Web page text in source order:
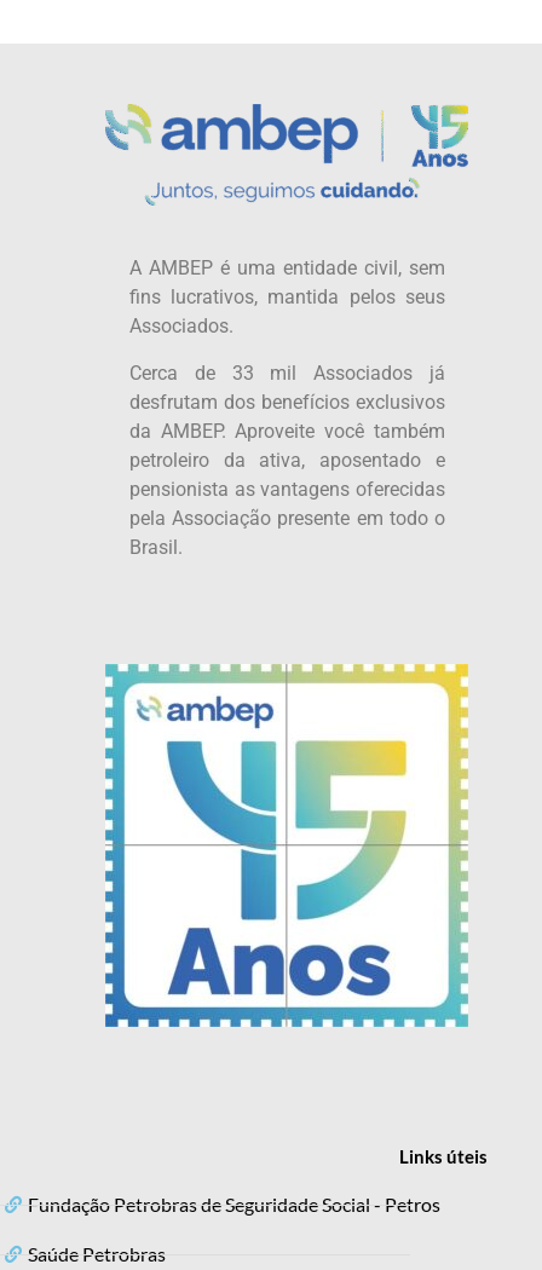
A AMBEP é uma entidade civil, sem
fins lucrativos, mantida pelos seus
Associados.
Cerca de 33 mil Associados já
desfrutam dos benefícios exclusivos
da AMBEP. Aproveite você também
petroleiro da ativa, aposentado e
pensionista as vantagens oferecidas
pela Associação presente em todo o
Brasil.
Linksúteis
Fundação Petrobras de Seguridade Social - Petros
Saúde Petrobras